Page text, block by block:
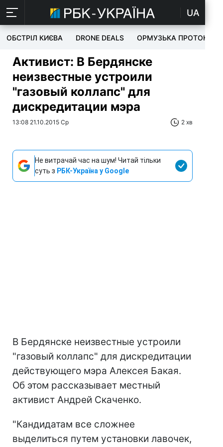
UA
ОБСТРІЛ КИЄВА DRONE DEALS ОРМУЗЬКА ПРОТОКА
Активист: В Бердянске
неизвестные устроили
"газовый коллапс" для
дискредитации мэра
13:08 21.10.2015 Ср 2 хв
Не витрачай час на шум! Читай тільки
суть з РБК-Україна у Google
В Бердянске неизвестные устроили
"газовый коллапс" для дискредитации
действующего мэра Алексея Бакая.
Об этом рассказывает местный
активист Андрей Скаченко.
"Кандидатам все сложнее
выделиться путем установки лавочек,